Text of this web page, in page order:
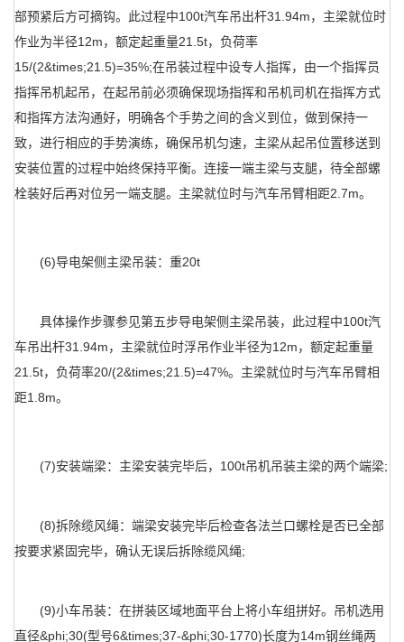
部预紧后方可摘钩。此过程中100t汽车吊出杆31.94m，主梁就位时
作业为半径12m，额定起重量21.5t，负荷率
15/(2&times;21.5)=35%;在吊装过程中设专人指挥，由一个指挥员
指挥吊机起吊，在起吊前必须确保现场指挥和吊机司机在指挥方式
和指挥方法沟通好，明确各个手势之间的含义到位，做到保持一
致，进行相应的手势演练，确保吊机匀速，主梁从起吊位置移送到
安装位置的过程中始终保持平衡。连接一端主梁与支腿，待全部螺
栓装好后再对位另一端支腿。主梁就位时与汽车吊臂相距2.7m。
(6)导电架侧主梁吊装：重20t
具体操作步骤参见第五步导电架侧主梁吊装，此过程中100t汽
车吊出杆31.94m，主梁就位时浮吊作业半径为12m，额定起重量
21.5t，负荷率20/(2&times;21.5)=47%。主梁就位时与汽车吊臂相
距1.8m。
(7)安装端梁：主梁安装完毕后，100t吊机吊装主梁的两个端梁;
(8)拆除缆风绳：端梁安装完毕后检查各法兰口螺栓是否已全部
按要求紧固完毕，确认无误后拆除缆风绳;
(9)小车吊装：在拼装区域地面平台上将小车组拼好。吊机选用
直径&phi;30(型号6&times;37-&phi;30-1770)长度为14m钢丝绳两